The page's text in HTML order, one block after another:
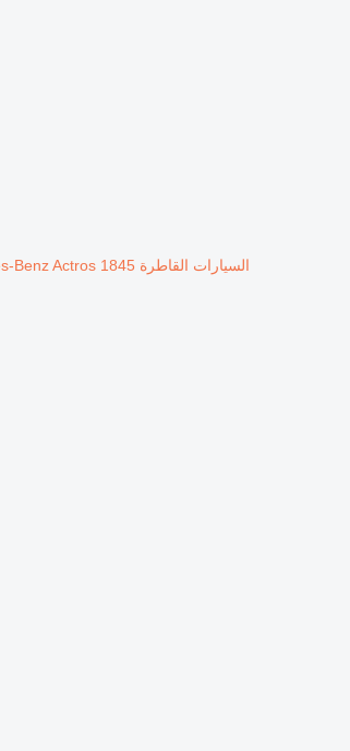
السيارات القاطرة Mercedes-Benz Actros 1845